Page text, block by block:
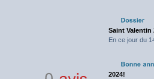
Saint Valentin
En ce jour du
2024!